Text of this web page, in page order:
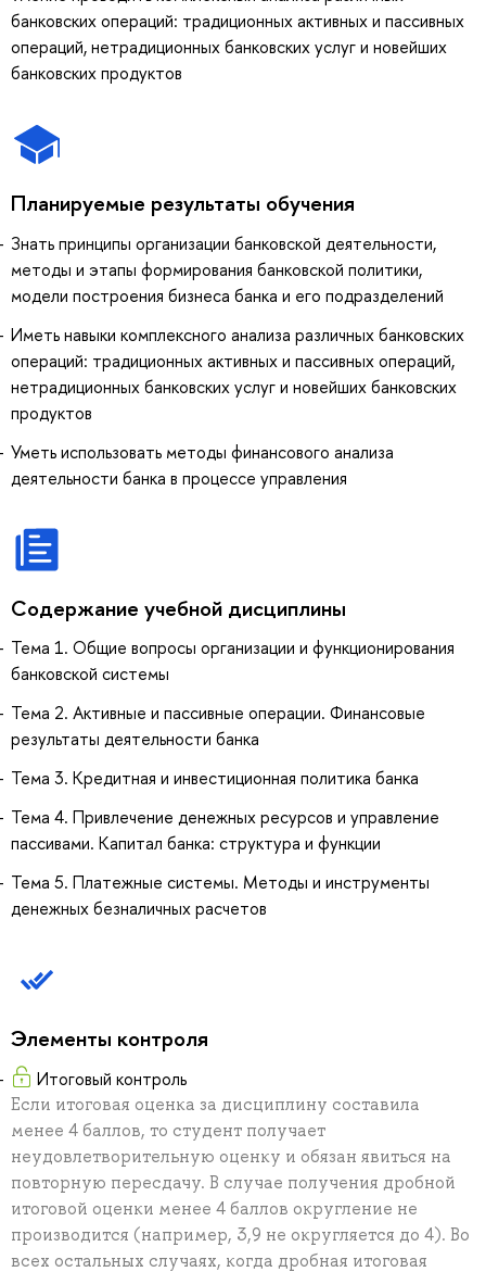
банковских операций: традиционных активных и пассивных
операций, нетрадиционных банковских услуг и новейших
банковских продуктов
Планируемые результаты обучения
Знать принципы организации банковской деятельности,
методы и этапы формирования банковской политики,
модели построения бизнеса банка и его подразделений
Иметь навыки комплексного анализа различных банковских
операций: традиционных активных и пассивных операций,
нетрадиционных банковских услуг и новейших банковских
продуктов
Уметь использовать методы финансового анализа
деятельности банка в процессе управления
Содержание учебной дисциплины
Тема 1. Общие вопросы организации и функционирования
банковской системы
Тема 2. Активные и пассивные операции. Финансовые
результаты деятельности банка
Тема 3. Кредитная и инвестиционная политика банка
Тема 4. Привлечение денежных ресурсов и управление
пассивами. Капитал банка: структура и функции
Тема 5. Платежные системы. Методы и инструменты
денежных безналичных расчетов
Элементы контроля
Итоговый контроль
Если итоговая оценка за дисциплину составила
менее 4 баллов, то студент получает
неудовлетворительную оценку и обязан явиться на
повторную пересдачу. В случае получения дробной
итоговой оценки менее 4 баллов округление не
производится (например, 3,9 не округляется до 4). Во
всех остальных случаях, когда дробная итоговая